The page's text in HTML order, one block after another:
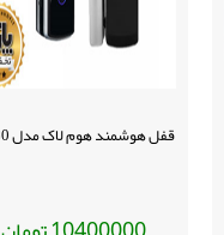
قفل هوشمند هوم لاک مدل G330
10400000